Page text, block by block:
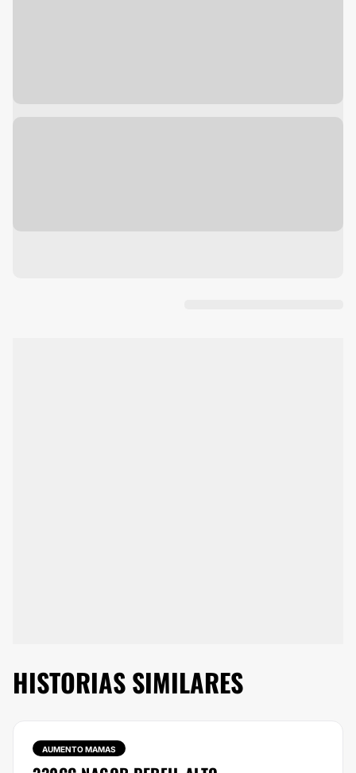
HISTORIAS SIMILARES
AUMENTO MAMAS